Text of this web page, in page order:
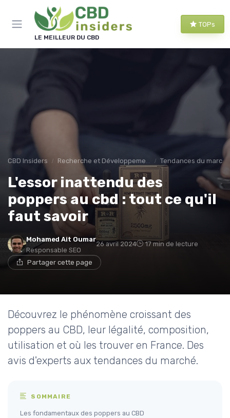
LE MEILLEUR DU CBD
TOPs
CBD Insiders Recherche et Développement en CBD Tendances du marché
L'essor inattendu des
poppers au cbd : tout ce qu'il
faut savoir
Mohamed Ait Oumar
Responsable SEO
26 avril 2024 17 min de lecture
Partager cette page
Découvrez le phénomène croissant des
poppers au CBD, leur légalité, composition,
utilisation et où les trouver en France. Des
avis d'experts aux tendances du marché.
SOMMAIRE
Les fondamentaux des poppers au CBD
Panneau de gestion des cookies